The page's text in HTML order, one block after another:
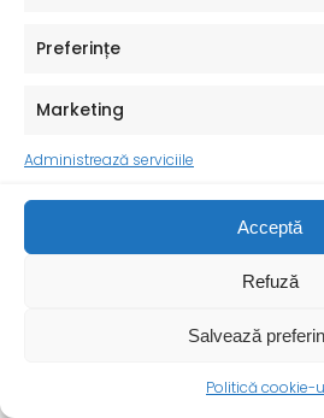
Preferințe
Marketing
Administrează serviciile
Acceptă
Refuză
Salvează
Politică cookie-
Anunț proiect SMIS 339395
Ministerul Sanatatii a publicat